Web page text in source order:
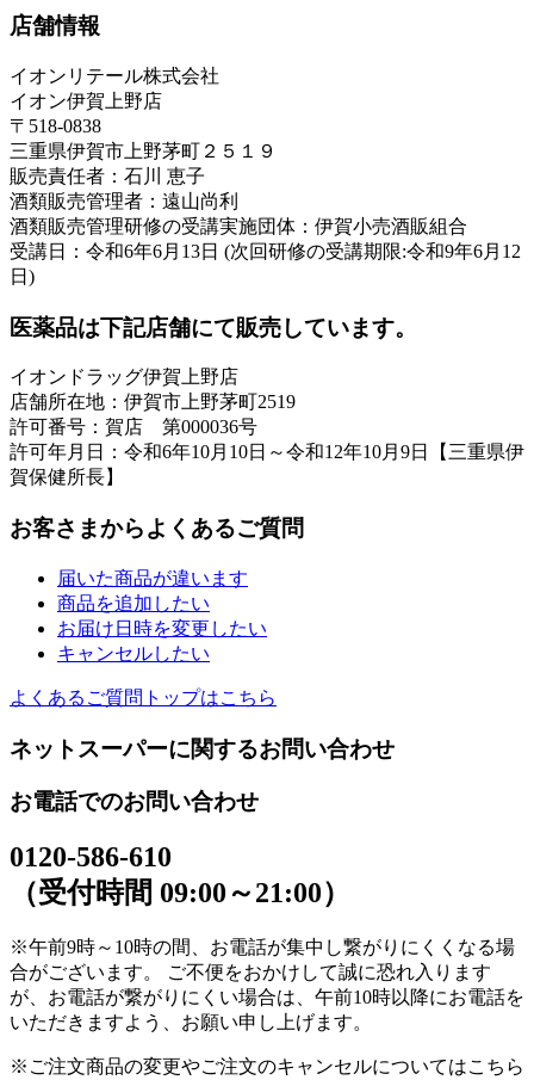
店舗情報
イオンリテール株式会社
イオン伊賀上野店
〒518-0838
三重県伊賀市上野茅町２５１９
販売責任者：石川 恵子
酒類販売管理者：遠山尚利
酒類販売管理研修の受講実施団体：伊賀小売酒販組合
受講日：令和6年6月13日 (次回研修の受講期限:令和9年6月12
日)
医薬品は下記店舗にて販売しています。
イオンドラッグ伊賀上野店
店舗所在地：伊賀市上野茅町2519
許可番号：賀店 第000036号
許可年月日：令和6年10月10日～令和12年10月9日【三重県伊
賀保健所長】
お客さまからよくあるご質問
届いた商品が違います
商品を追加したい
お届け日時を変更したい
キャンセルしたい
よくあるご質問トップはこちら
ネットスーパーに関するお問い合わせ
お電話でのお問い合わせ
0120-586-610
（受付時間 09:00～21:00）
※午前9時～10時の間、お電話が集中し繋がりにくくなる場
合がございます。 ご不便をおかけして誠に恐れ入ります
が、お電話が繋がりにくい場合は、午前10時以降にお電話を
いただきますよう、お願い申し上げます。
※ご注文商品の変更やご注文のキャンセルについてはこちら